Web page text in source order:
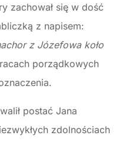
zachował się w dość
z napisem:
z Józefowa koło
porządkowych
postać Jana
zdolnościach